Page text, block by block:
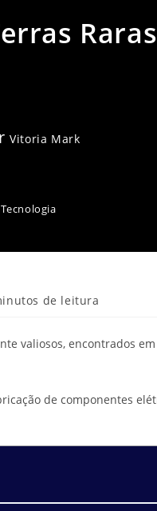
Vitoria Mark
Tecnologia
de leitura
valiosos, encontrados
de componentes